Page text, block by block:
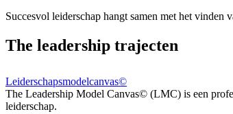
Succesvol leiderschap hangt samen met het vinden
The leadership trajecten
Leiderschapsmodelcanvas©
The Leadership Model Canvas© (LMC) is een
leiderschap.